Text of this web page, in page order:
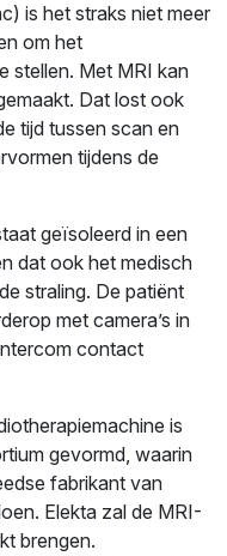
is het straks niet meer
om het
stellen. Met MRI kan
Dat lost ook
tijd tussen scan en
tijdens de
geïsoleerd in een
dat ook het medisch
straling. De patiënt
met camera’s in
contact
is
gevormd, waarin
fabrikant van
Elekta zal de MRI-
brengen.